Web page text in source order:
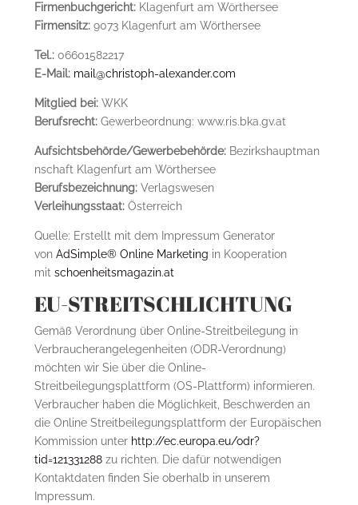
Firmenbuchgericht:Klagenfurt am Wörthersee
Firmensitz:9073 Klagenfurt am Wörthersee
Tel.:06601582217
E-Mail: mail@christoph-alexander.com
Mitglied bei:WKK
Berufsrecht:Gewerbeordnung: www.ris.bka.gv.at
Aufsichtsbehörde/Gewerbebehörde:Bezirkshauptman
nschaft Klagenfurt am Wörthersee
Berufsbezeichnung:Verlagswesen
Verleihungsstaat:Österreich
Quelle: Erstellt mit dem Impressum Generator
von AdSimple® Online Marketing in Kooperation
mit schoenheitsmagazin.at
EU-STREITSCHLICHTUNG
Gemäß Verordnung über Online-Streitbeilegung in
Verbraucherangelegenheiten (ODR-Verordnung)
möchten wir Sie über die Online-
Streitbeilegungsplattform (OS-Plattform) informieren.
Verbraucher haben die Möglichkeit, Beschwerden an
die Online Streitbeilegungsplattform der Europäischen
Kommission unter http://ec.europa.eu/odr?
tid=121331288zu richten. Die dafür notwendigen
Kontaktdaten finden Sie oberhalb in unserem
Impressum.